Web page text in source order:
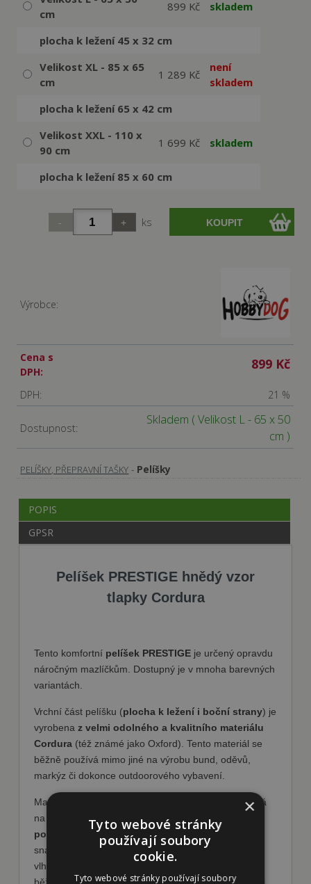
cm
899 Kč skladem
plocha k ležení 45 x 32 cm
Velikost XL - 85 x 65
cm
1 289 Kč
není
skladem
plocha k ležení 65 x 42 cm
Velikost XXL - 110 x
90 cm
1 699 Kč skladem
plocha k ležení 85 x 60 cm
ks
Výrobce:
Cena s
DPH:
899 Kč
DPH: 21 %
Dostupnost:
Skladem ( Velikost L - 65 x 50
cm )
PELÍŠKY, PŘEPRAVNÍ TAŠKY - Pelíšky
POPIS
GPSR
Pelíšek PRESTIGE hnědý vzor
tlapky Cordura
Tento komfortní pelíšek PRESTIGE je určený opravdu
náročným mazlíčkům. Dostupný je v mnoha barevných
variantách.
Vrchní část pelíšku (plocha k ležení i boční strany) je
vyrobenaz velmi odolného a kvalitního materiálu
Cordura (též známé jako Oxford). Tento materiál se
běžně používá mimo jiné na výrobu bund, oděvů,
markýz či dokonce outdoorového vybavení.
Materiál Cordura je pevná a kvalitní tkanina příjemná
na dotek vyznačující se
zvýšenou odolností proti
poškrábání a je voděodpudivá
. Kromě toho se
snadno čistí, ve většině případů stačí pelech otřít
vlhkým hadříkem a nečistoty zmizí. Používáním a
×
Tyto webové stránky
používají soubory
cookie.
Tyto webové stránky používají soubory